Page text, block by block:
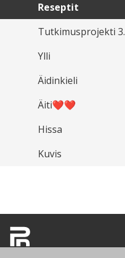
Reseptit
Tutkimusprojekti 3.
Ylli
Äidinkieli
Äiti❤️❤️
Hissa
Kuvis